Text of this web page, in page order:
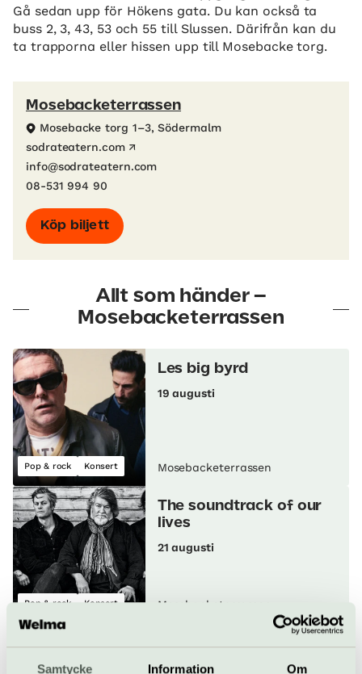
Samtycke Information Om
Gå sedan upp för Hökens gata. Du kan också ta
buss 2, 3, 43, 53 och 55 till Slussen. Därifrån kan du
ta trapporna eller hissen upp till Mosebacke torg.
Mosebacketerrassen
Mosebacke torg 1–3, Södermalm
sodrateatern.com
info@sodrateatern.com
08-531 994 90
Köp biljett
Allt som händer –
Mosebacketerrassen
Pop & rock Konsert
Les big byrd
19 augusti
Mosebacketerrassen
Pop & rock Konsert
The soundtrack of our
lives
21 augusti
Mosebacketerrassen
22 augusti